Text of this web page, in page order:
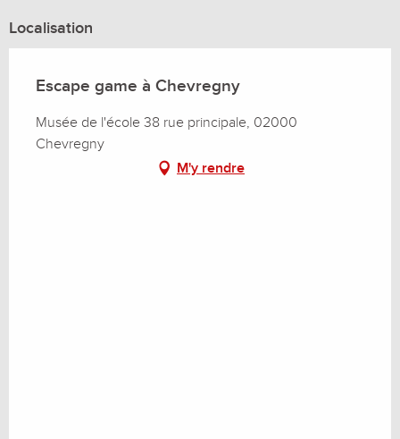
Localisation
Escape game à Chevregny
Musée de l'école 38 rue principale, 02000
Chevregny
M'y rendre